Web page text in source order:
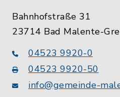
Bahnhofstraße 31
23714 Bad Malente-
04523 9920-0
04523 9920-50
info@gemeinde-